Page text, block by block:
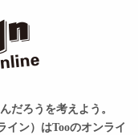
だろうを考えよう。
イン）はTooのオンライ